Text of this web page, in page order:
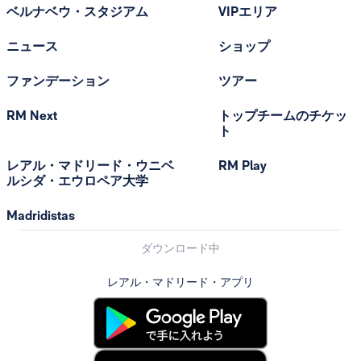
ベルナベウ・スタジアム
ニュース
ファンデーション
RM Next
レアル・マドリード・ウニベ
ルシダ・エウロペア大学
Madridistas
VIPエリア
ショップ
ツアー
トップチームのチケッ
ト
RM Play
ダウンロード中
レアル・マドリード・アプリ